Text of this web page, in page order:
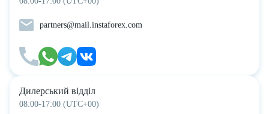
partners@mail.instaforex.com
Дилерський відділ
08:00-17:00 (UTC+00)